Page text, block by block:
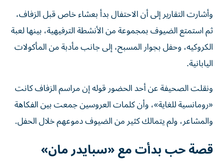
وأشارت التقارير إلى أن الاحتفال بدأ بعشاء خاص قبل الزفاف،
ثم استمتع الضيوف بمجموعة من الأنشطة الترفيهية، بينها لعبة
الكروكيه، وحفل بجوار المسبح، إلى جانب مأدبة من المأكولات
اليابانية.
ونقلت الصحيفة عن أحد الحضور قوله إن مراسم الزفاف كانت
«رومانسية للغاية»، وأن كلمات العروسين جمعت بين الفكاهة
والمشاعر، ولم يتمالك كثير من الضيوف دموعهم خلال الحفل.
قصة حب بدأت مع «سبايدر مان»